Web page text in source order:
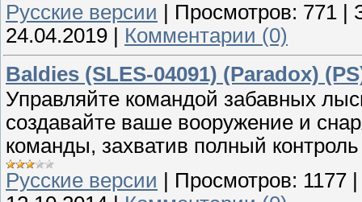
Русские версии
Просмотров: 771
24.04.2019
Комментарии (0)
Baldies (SLES-04091) (Paradox)
Управляйте командой забавных
создавайте ваше вооружение и
команды, захватив полный
Русские версии
Просмотров: 1177